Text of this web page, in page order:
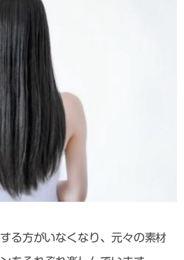
る方がいなくなり、元々の素材